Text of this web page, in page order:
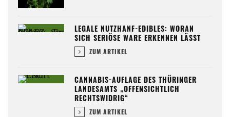
LEGALE NUTZHANF-EDIBLES: WORAN
SICH SERIÖSE WARE ERKENNEN LÄSST
ZUM ARTIKEL
CANNABIS-AUFLAGE DES THÜRINGER
LANDESAMTS „OFFENSICHTLICH
RECHTSWIDRIG“
ZUM ARTIKEL